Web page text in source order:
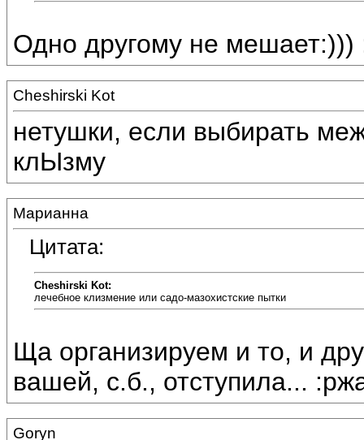
Одно другому не мешает:)))
Cheshirski Kot
нетушки, если выбирать
клЫзму
Марианна
Цитата:
Cheshirski Kot:
лечебное клизмение или садо-мазохистские пытки
Ща организируем и то, и
вашей, с.б., отступила...
Goryn